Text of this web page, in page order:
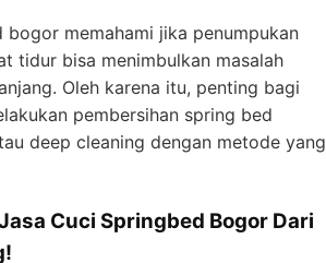
memahami jika penumpukan
tidur bisa menimbulkan masalah
Oleh karena itu, penting bagi
pembersihan spring bed
deep cleaning dengan metode yang
Cuci Springbed Bogor Dari